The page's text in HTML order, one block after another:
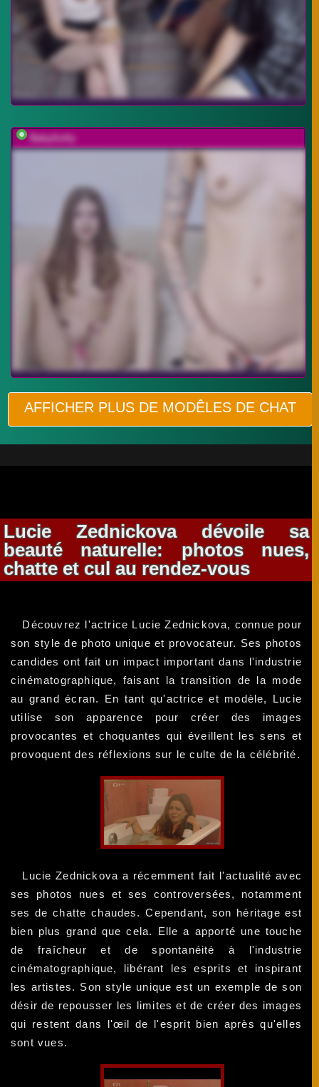
BabyGolly
AFFICHER PLUS DE MODÊLES DE CHAT
Lucie Zednickova dévoile sa
beauté naturelle: photos nues,
chatte et cul au rendez-vous
Découvrez l'actrice Lucie Zednickova, connue pour
son style de photo unique et provocateur. Ses photos
candides ont fait un impact important dans l'industrie
cinématographique, faisant la transition de la mode
au grand écran. En tant qu'actrice et modèle, Lucie
utilise son apparence pour créer des images
provocantes et choquantes qui éveillent les sens et
provoquent des réflexions sur le culte de la célébrité.
Lucie Zednickova a récemment fait l'actualité avec
ses photos nues et ses controversées, notamment
ses de chatte chaudes. Cependant, son héritage est
bien plus grand que cela. Elle a apporté une touche
de fraîcheur et de spontanéité à l'industrie
cinématographique, libérant les esprits et inspirant
les artistes. Son style unique est un exemple de son
désir de repousser les limites et de créer des images
qui restent dans l'œil de l'esprit bien après qu'elles
sont vues.